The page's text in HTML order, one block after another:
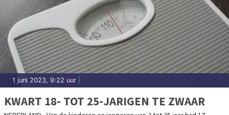
1 juni 2023, 9:22 uur
KWART 18- TOT 25-JARIGEN TE ZWAAR